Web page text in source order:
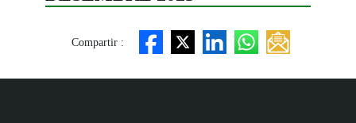
Compartir :